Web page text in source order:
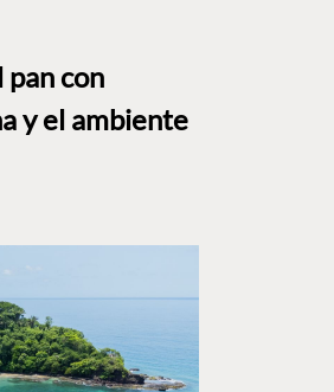
pan con
y el ambiente